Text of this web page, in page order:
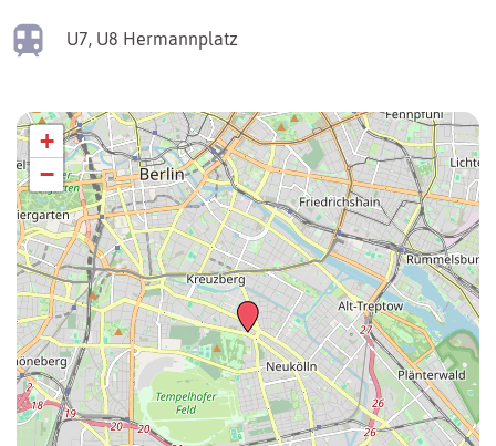
U7, U8 Hermannplatz
+
−